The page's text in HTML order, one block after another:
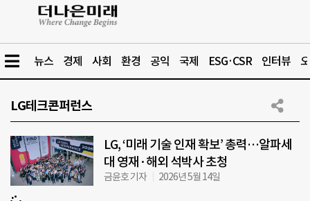
뉴스 경제 사회 환경 공익 국제 ESG·CSR 인터뷰
LG테크콘퍼런스
LG, ‘미래 기술 인재 확보’ 총력…알파세
대 영재·해외 석박사 초청
금윤호 기자 2026년 5월 14일